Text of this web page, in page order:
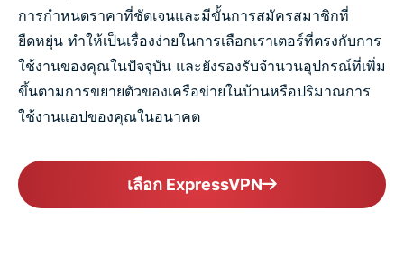
การกำหนดราคาที่ชัดเจนและมีขั้นการสมัครสมาชิกที่
ยืดหยุ่น ทำให้เป็นเรื่องง่ายในการเลือกเราเตอร์ที่ตรงกับการ
ใช้งานของคุณในปัจจุบัน และยังรองรับจำนวนอุปกรณ์ที่เพิ่ม
ขึ้นตามการขยายตัวของเครือข่ายในบ้านหรือปริมาณการ
ใช้งานแอปของคุณในอนาคต
เลือก ExpressVPN